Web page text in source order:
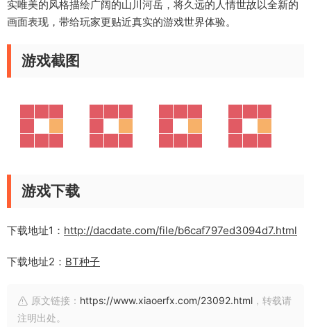
实唯美的风格描绘广阔的山川河岳，将久远的人情世故以全新的
画面表现，带给玩家更贴近真实的游戏世界体验。
游戏截图
游戏下载
下载地址1： http://dacdate.com/file/b6caf797ed3094d7.html
下载地址2： BT种子
原文链接： https://www.xiaoerfx.com/23092.html ，转载请
注明出处。